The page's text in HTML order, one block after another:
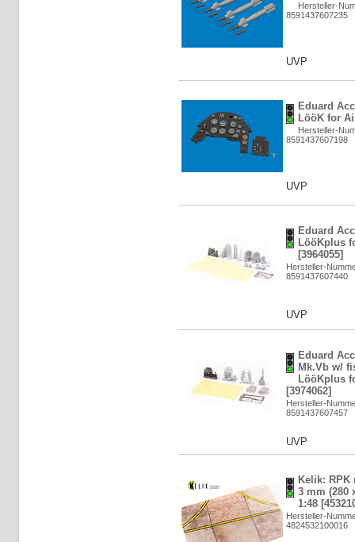
Hersteller-
8591437607235
UVP
Eduard
LööK for
Hersteller-
8591437607198
UVP
Eduard
LööKplus
[3964055]
Hersteller-
8591437607440
UVP
Eduard
Mk.Vb w/
LööKplus
[3974062]
Hersteller-
8591437607457
UVP
Kelik: RPK
3 mm (280
1:48
Hersteller-
4824532100016